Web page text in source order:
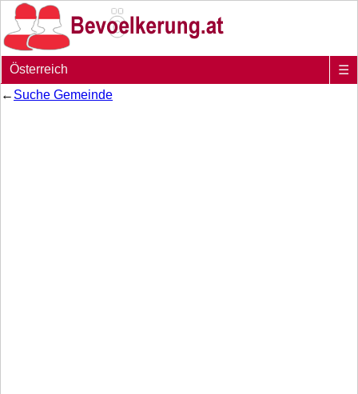
Österreich
☰
← Suche Gemeinde